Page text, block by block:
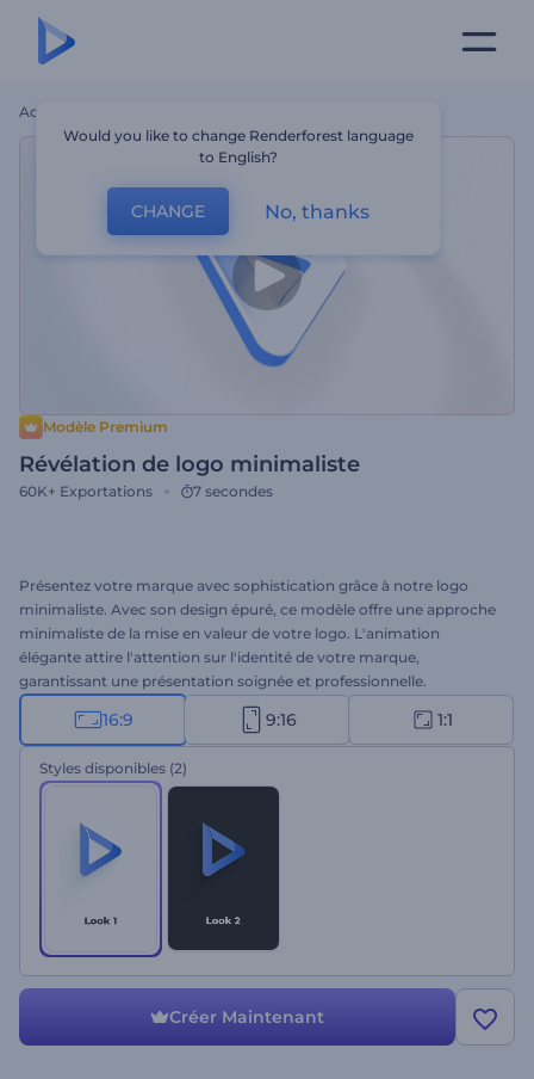
Accueil
Modèle Premium
Révélation de logo minimaliste
60K+ Exportations 7 secondes
Présentez votre marque avec sophistication grâce à notre logo
minimaliste. Avec son design épuré, ce modèle offre une approche
minimaliste de la mise en valeur de votre logo. L'animation
élégante attire l'attention sur l'identité de votre marque,
garantissant une présentation soignée et professionnelle.
Personnalisez le modèle avec votre logo, votre slogan et une
musique de fond pour créer une première impression mémorable
pour les spectateurs. Idéal pour les introductions d'entreprises, les
ouvertures de conférences, les promotions de services, et bien
prendre vie avec style !
16:9 9:16 1:1
Styles disponibles (2)
Créer Maintenant
Would you like to change Renderforest language
to English?
CHANGE No, thanks